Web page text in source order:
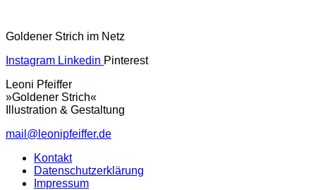
Goldener Strich im Netz
Instagram Linkedin Pinterest
Leoni Pfeiffer
»Goldener Strich«
Illustration & Gestaltung
mail@leonipfeiffer.de
Kontakt
Datenschutzerklärung
Impressum